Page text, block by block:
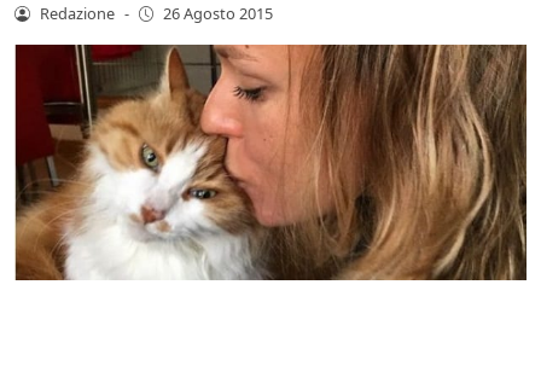
Redazione - 26 Agosto 2015